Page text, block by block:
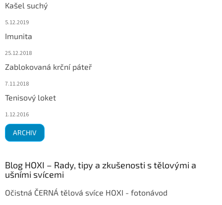
Kašel suchý
5.12.2019
Imunita
25.12.2018
Zablokovaná krční páteř
7.11.2018
Tenisový loket
1.12.2016
ARCHIV
Blog HOXI – Rady, tipy a zkušenosti s tělovými a
ušními svícemi
Očistná ČERNÁ tělová svíce HOXI - fotonávod